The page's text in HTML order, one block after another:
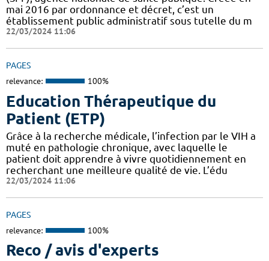
mai 2016 par ordonnance et décret, c’est un
établissement public administratif sous tutelle du m
22/03/2024 11:06
PAGES
relevance: 100%
Education Thérapeutique du
Patient (ETP)
Grâce à la recherche médicale, l’infection par le VIH a
muté en pathologie chronique, avec laquelle le
patient doit apprendre à vivre quotidiennement en
recherchant une meilleure qualité de vie. L’édu
22/03/2024 11:06
PAGES
relevance: 100%
Reco / avis d'experts